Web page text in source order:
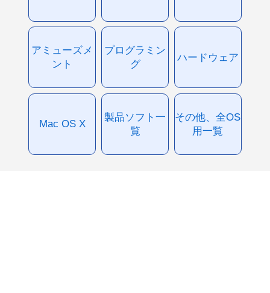
アミューズメ
ント
プログラミン
グ
ハードウェア
Mac OS X
製品ソフト一
覧
その他、全OS
用一覧